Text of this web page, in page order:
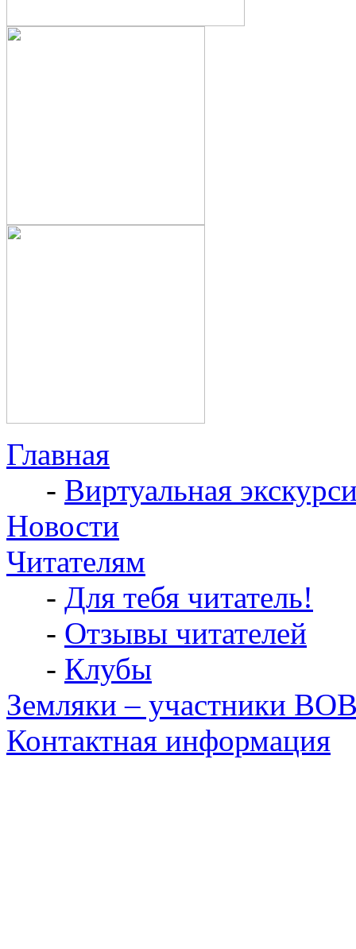
Главная
- Виртуальная
Новости
Читателям
- Для тебя читатель!
- Отзывы читателей
- Клубы
Земляки – участники
Контактная информация